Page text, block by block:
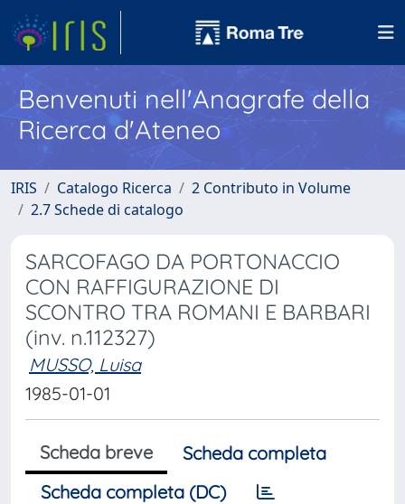
Benvenuti nell'Anagrafe della
Ricerca d'Ateneo
IRIS Catalogo Ricerca
2 Contributo in Volume
2.7 Schede di catalogo
SARCOFAGO DA PORTONACCIO
CON RAFFIGURAZIONE DI
SCONTRO TRA ROMANI E BARBARI
(inv. n.112327)
MUSSO, Luisa
1985-01-01
Scheda breve
Scheda completa
Scheda completa (DC)